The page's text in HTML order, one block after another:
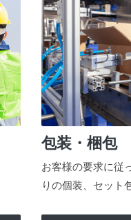
包装・梱包
お客様の要求に従
りの個装、セット